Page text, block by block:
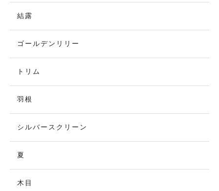
結露
ゴールデンリリー
トリム
羽根
シルバースクリーン
夏
木目